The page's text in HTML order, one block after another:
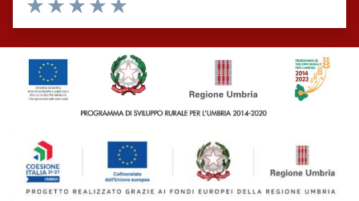
Valuta 5 stelle su 5
Valuta 4 stelle su 5
Valuta 3 stelle su 5
Valuta 2 stelle su 5
Valuta 1 stelle su 5